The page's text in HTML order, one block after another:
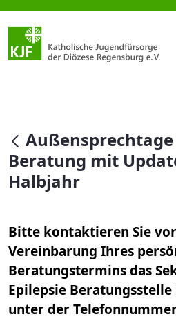
null
Außensprechtage
Beratung mit
Halbjahr
Bitte kontaktieren Sie
Vereinbarung Ihres
Beratungstermins das
Epilepsie
unter der